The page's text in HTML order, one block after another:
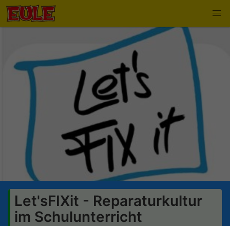
Let'sFIXit - Reparaturkultur
im Schulunterricht